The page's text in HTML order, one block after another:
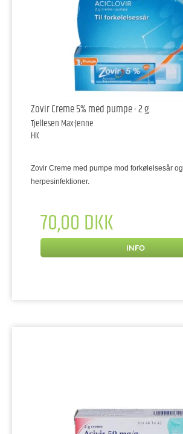
Zovir Creme 5% med pumpe - 2 g.
Tjellesen Max-Jenne
HK
Zovir Creme med pumpe mod forkølelsesår og
herpesinfektioner.
70,00 DKK
INFO